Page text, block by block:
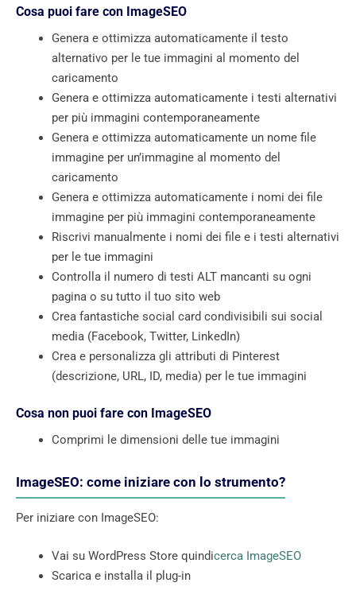
Cosa puoi fare con ImageSEO
Genera e ottimizza automaticamente il testo
alternativo per le tue immagini al momento del
caricamento
Genera e ottimizza automaticamente i testi alternativi
per più immagini contemporaneamente
Genera e ottimizza automaticamente un nome file
immagine per un’immagine al momento del
caricamento
Genera e ottimizza automaticamente i nomi dei file
immagine per più immagini contemporaneamente
Riscrivi manualmente i nomi dei file e i testi alternativi
per le tue immagini
Controlla il numero di testi ALT mancanti su ogni
pagina o su tutto il tuo sito web
Crea fantastiche social card condivisibili sui social
media (Facebook, Twitter, LinkedIn)
Crea e personalizza gli attributi di Pinterest
(descrizione, URL, ID, media) per le tue immagini
Cosa non puoi fare con ImageSEO
Comprimi le dimensioni delle tue immagini
ImageSEO: come iniziare con lo strumento?
Per iniziare con ImageSEO:
Vai su WordPress Store quindicerca ImageSEO
Scarica e installa il plug-in